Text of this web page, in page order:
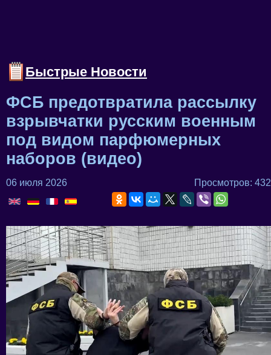
Быстрые Новости
ФСБ предотвратила рассылку
взрывчатки русским военным
под видом парфюмерных
наборов (видео)
06 июля 2026 Просмотров: 432